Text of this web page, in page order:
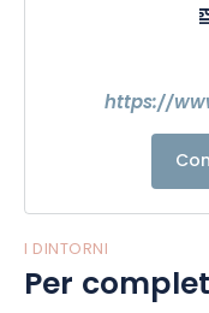
https://
I DINTORNI
Per